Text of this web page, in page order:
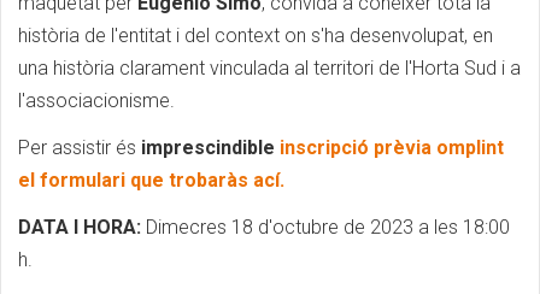
història de l'entitat i del context on s'ha desenvolupat, en
una història clarament vinculada al territori de l'Horta Sud i a
l'associacionisme.
Per assistir és imprescindible inscripció prèvia omplint
el formulari que trobaràs ací.
DATA I HORA: Dimecres 18 d'octubre de 2023 a les 18:00
h.